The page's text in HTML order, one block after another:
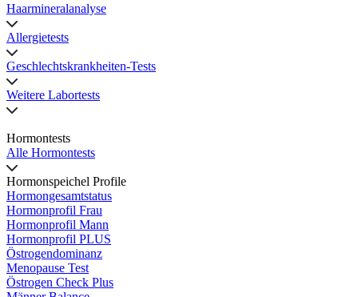
Haarmineralanalyse
Allergietests
Geschlechtskrankheiten-Tests
Weitere Labortests
Hormontests
Alle Hormontests
Hormonspeichel Profile
Hormongesamtstatus
Hormonprofil Frau
Hormonprofil Mann
Hormonprofil PLUS
Östrogendominanz
Menopause Test
Östrogen Check Plus